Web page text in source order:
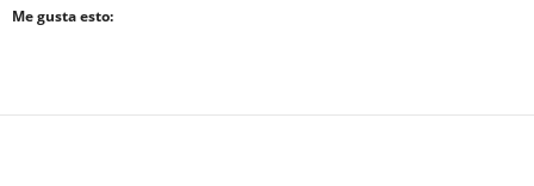
Me gusta esto: